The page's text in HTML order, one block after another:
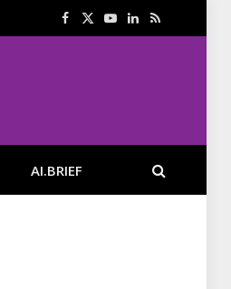
Facebook
X
YouTube
LinkedIn
RSS
AI.BRIEF